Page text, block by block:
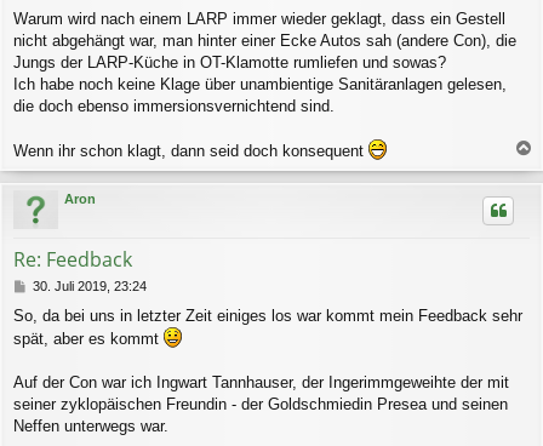
a
Warum wird nach einem LARP immer wieder geklagt, dass ein Gestell
nicht abgehängt war, man hinter einer Ecke Autos sah (andere Con), die
Jungs der LARP-Küche in OT-Klamotte rumliefen und sowas?
Ich habe noch keine Klage über unambientige Sanitäranlagen gelesen,
die doch ebenso immersionsvernichtend sind.
Wenn ihr schon klagt, dann seid doch konsequent
a
c
Aron
Re: Feedback
B
i
t
a
30. Juli 2019, 23:24
So, da bei uns in letzter Zeit einiges los war kommt mein Feedback sehr
spät, aber es kommt
Auf der Con war ich Ingwart Tannhauser, der Ingerimmgeweihte der mit
seiner zyklopäischen Freundin - der Goldschmiedin Presea und seinen
Neffen unterwegs war.